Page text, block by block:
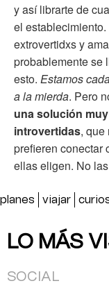
y así librarte de
el
extrovertidxs y
probablemente se
esto. Estamos
a la mierda. Pero
una solución
introvertidas, que
prefieren conectar
ellas eligen. No
planes viajar
LO MÁS
SOCIAL